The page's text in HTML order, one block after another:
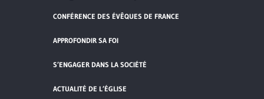
CONFÉRENCE DES ÉVÊQUES DE FRANCE
APPROFONDIR SA FOI
S’ENGAGER DANS LA SOCIÉTÉ
ACTUALITÉ DE L’ÉGLISE